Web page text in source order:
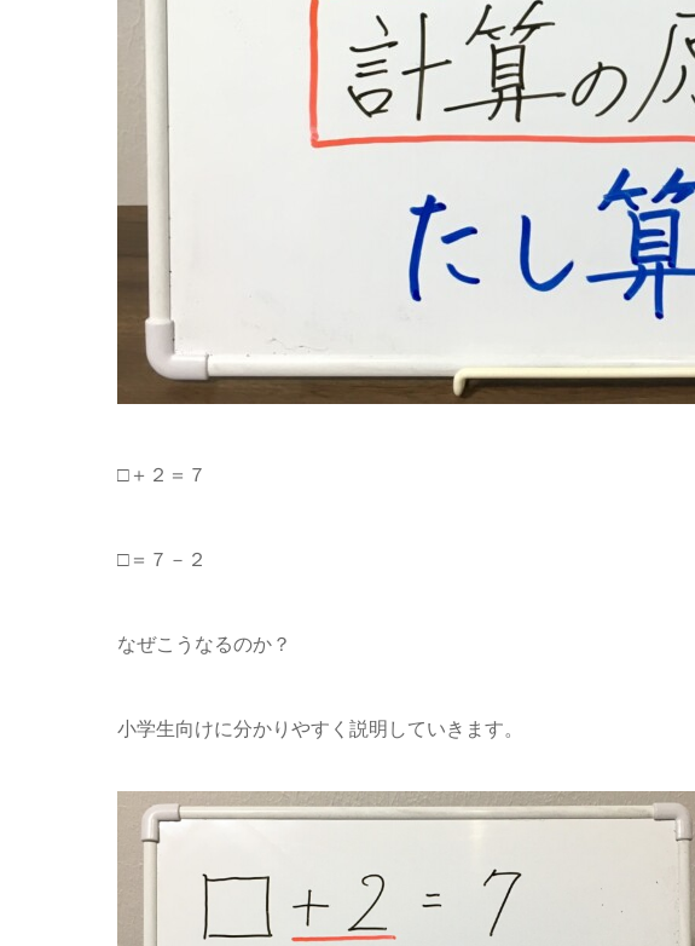
□＋２＝７
□＝７－２
なぜこうなるのか？
小学生向けに分かりやすく説明していきます。